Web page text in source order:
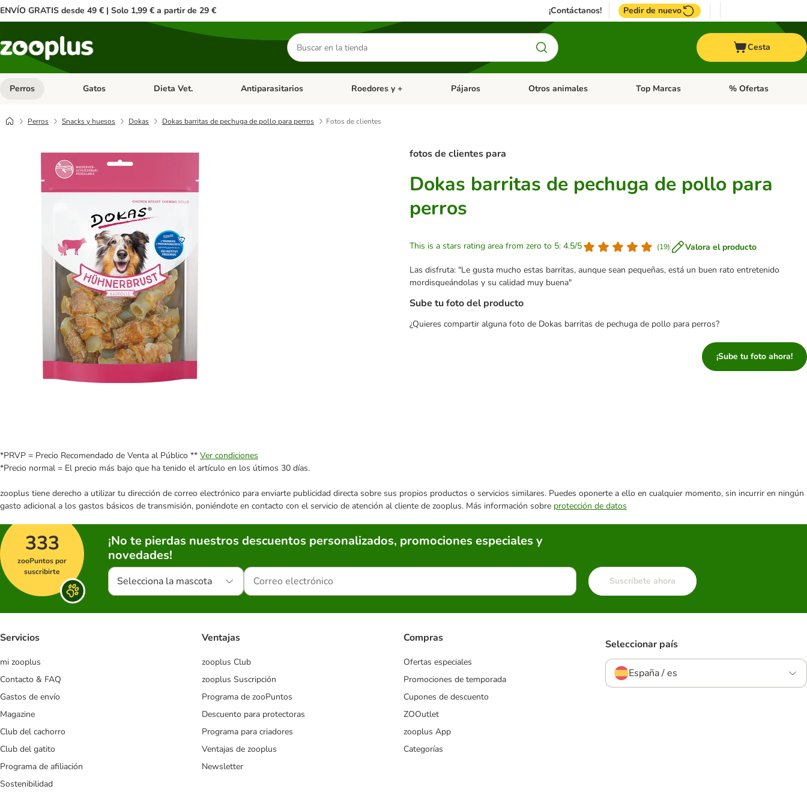
ENVÍO GRATIS desde 49 € | Solo 1,99 € a partir de 29 € ¡Contáctanos! Pedir de nuevo
Buscar
productos
Cesta
Perros Menú de categoria abierto: Perros
Gatos Menú de categoria abierto: Gatos
Dieta Vet. Menú de categoria abierto: Dieta Vet.
Antiparasitarios Menú de categoria abierto: Antiparasitarios
Roedores y + Menú de categoria abierto: Roedores y +
Pájaros Menú de categoria abierto: Pájaros
Otros animales Menú de categoria abierto: Otros animales
Top Marcas Menú de categoria
% Ofertas
Perros Snacks y huesos Dokas Dokas barritas de pechuga de pollo para perros Fotos de clientes
fotos de clientes para
Dokas barritas de pechuga de pollo para
perros
This is a stars rating area from zero to 5: 4.5/5 (19) Valora el producto
Las disfruta: "Le gusta mucho estas barritas, aunque sean pequeñas, está un buen rato entretenido
mordisqueándolas y su calidad muy buena"
Sube tu foto del producto
¿Quieres compartir alguna foto de Dokas barritas de pechuga de pollo para perros?
¡Sube tu foto ahora!
*PRVP = Precio Recomendado de Venta al Público ** Ver condiciones
*Precio normal = El precio más bajo que ha tenido el artículo en los útimos 30 días.
zooplus tiene derecho a utilizar tu dirección de correo electrónico para enviarte publicidad directa sobre sus propios productos o servicios similares. Puedes oponerte a ello en cualquier momento, sin incurrir en ningún
gasto adicional a los gastos básicos de transmisión, poniéndote en contacto con el servicio de atención al cliente de zooplus. Más información sobre protección de datos
333
zooPuntos por
suscribirte
¡No te pierdas nuestros descuentos personalizados, promociones especiales y
novedades!
Selecciona la mascota Suscríbete ahora
Servicios
mi zooplus
Contacto & FAQ
Gastos de envío
Magazine
Club del cachorro
Club del gatito
Programa de afiliación
Sostenibilidad
Ventajas
zooplus Club
zooplus Suscripción
Programa de zooPuntos
Descuento para protectoras
Programa para criadores
Ventajas de zooplus
Newsletter
Compras
Ofertas especiales
Promociones de temporada
Cupones de descuento
ZOOutlet
zooplus App
Categorías
Seleccionar país
España / es